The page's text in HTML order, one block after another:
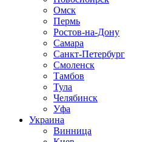
Омск
Пермь
Ростов-на-Дону
Самара
Санкт-Петербург
Смоленск
Тамбов
Тула
Челябинск
Уфа
Украина
Винница